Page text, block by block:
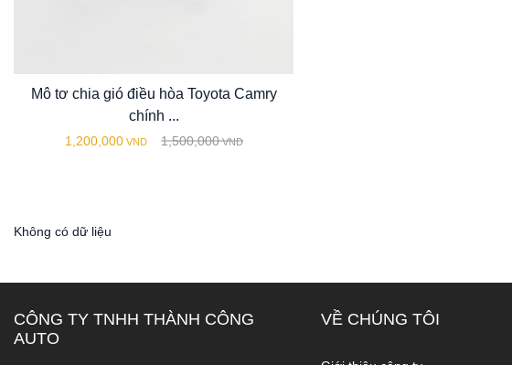
Mô tơ chia gió điều hòa Toyota Camry
chính ...
1,200,000 VND 1,500,000 VND
Không có dữ liệu
CÔNG TY TNHH THÀNH CÔNG
AUTO
VỀ CHÚNG TÔI